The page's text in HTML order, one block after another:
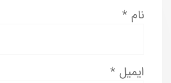
نام *
ایمیل *